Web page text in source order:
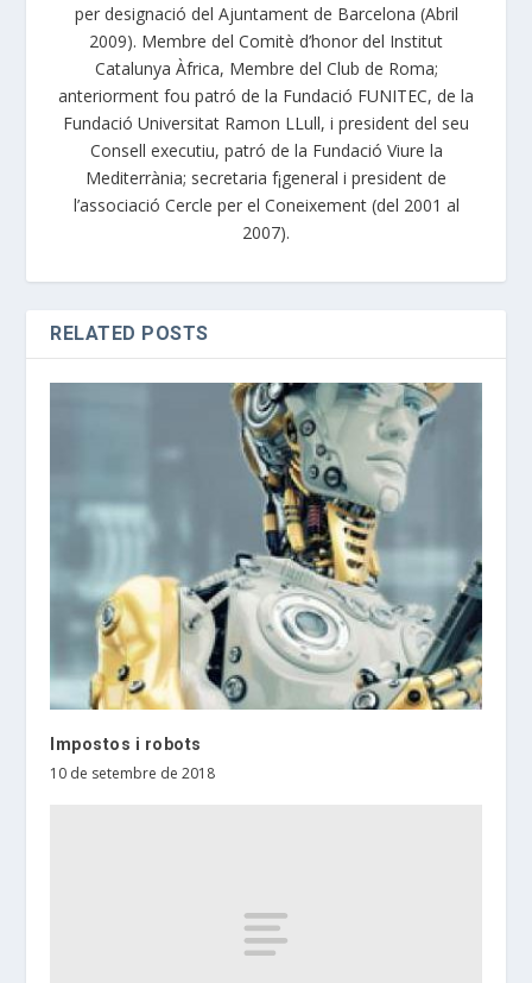
per designació del Ajuntament de Barcelona (Abril
2009). Membre del Comitè d’honor del Institut
Catalunya Àfrica, Membre del Club de Roma;
anteriorment fou patró de la Fundació FUNITEC, de la
Fundació Universitat Ramon LLull, i president del seu
Consell executiu, patró de la Fundació Viure la
Mediterrània; secretaria f¡general i president de
l’associació Cercle per el Coneixement (del 2001 al
2007).
RELATED POSTS
Impostos i robots
10 de setembre de 2018